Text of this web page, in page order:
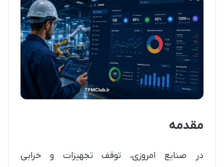
مقدمه
در صنایع امروزی، توقف تجهیزات و خرابی